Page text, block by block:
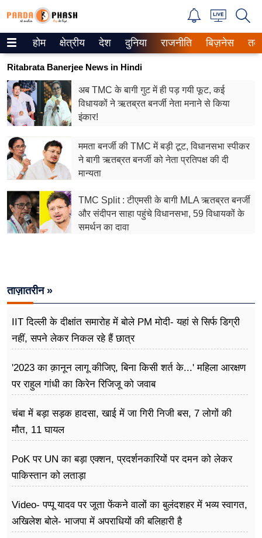
Trending on Google News
ePaper
वेब स्टोरीज
गैलरी
रिलेशनशिप
सेहत
ब्‍यूटी
जॉब्स
होम क्षेत्रीय देश दुनिया राजनीति बिज़नेस
Ritabrata Banerjee News in Hindi
अब TMC के बागी गुट में ही पड़ गयी फूट, कई
विधायकों ने ऋतब्रत बनर्जी नेता मनाने से किया
इंकार!
ममता बनर्जी की TMC में बड़ी टूट, विधानसभा स्पीकर
ने बागी ऋतब्रत बनर्जी को नेता प्रतिपक्ष की दी
मान्यता
TMC Split : टीएमसी के बागी MLA ऋतब्रत बनर्जी
और संदीपन साहा पहुंचे विधानसभा, 59 विधायकों के
समर्थन का दावा
ताज़ातरीन »
IIT दिल्ली के दीक्षांत समारोह में बोले PM मोदी- यहां से सिर्फ डिग्री
नहीं, सपने लेकर निकल रहे हैं छात्र
'2023 का क़ानून लागू कीजिए, बिना किसी शर्त के...' महिला आरक्षण
पर राहुल गांधी का किरेन रिजिजू को जवाब
चंबा में बड़ा सड़क हादसा, खाई में जा गिरी निजी बस, 7 लोगों की
मौत, 11 घायल
PoK पर UN का बड़ा एक्शन, प्रदर्शनकारियों पर दमन को लेकर
पाकिस्तान को लताड़ा
Video- पप्पू यादव पर जूता फेंकने वालों का बुलंदशहर में भव्य स्वागत,
अखिलेश बोले- भाजपा में अपराधियों की बलिहारी है